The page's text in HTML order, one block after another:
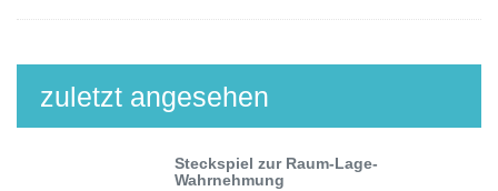
zuletzt angesehen
Steckspiel zur Raum-Lage-
Wahrnehmung